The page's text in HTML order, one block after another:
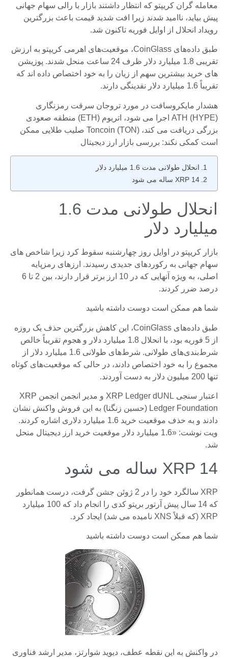
معامله گران کریپتو که انتظار داشتند بازار با رالی سهام جهانی
پیش بیاید، ناامید شدند زیرا افت شدید قیمت باعث بزرگترین
رویداد انحلال از اوایل فوریه تاکنون شد.
طبق داده‌های CoinGlass، موقعیت‌های اهرمی کریپتو به ارزش
تقریبی 1.8 میلیارد دلار ظرف 24 ساعت منحل شدند. پوزیشن
های خرید بیشترین سهم از زیان را به خود اختصاص داده اند که
تقریباً 1.6 میلیارد دلار نقدینگی دارند.
هشدار مایکروسافت در مورد تروجان سرقت رمزنگاری
(HYPE) ATH اجرا می شود، اتریوم (ETH) منطقه صعودی
بزرگی دریافت می کند، Toncoin (TON) صلیب طلایی ممکن
است کمکی نکند: بررسی بازار ارز دیجیتال
انحلال طولانی مدت 1.6 میلیارد دلار
XRP 14 ساله می شود
انحلال طولانی مدت 1.6
میلیارد دلار
بازار کریپتو در اوایل روز چهارشنبه سقوط کرد زیرا شاخص های
سهام جهانی به رکوردهای جدیدی رسیدند. ارزهای رمزپایه
اصلی، به ویژه آنهایی که در 10 ارز برتر قرار دارند، بین 2 تا 6
درصد ضرر کردند.
شما هم ممکن است دوست داشته باشید
طبق داده‌های CoinGlass، این کاهش بزرگترین حذف یک روزه
از 5 فوریه بود، با انحلال 1.8 میلیارد دلار و هجوم تقریباً خالص
شرط‌بندی‌های طولانی. شرط‌های طولانی 1.6 میلیارد دلار از
مجموع را به خود اختصاص دادند، در حالی که موقعیت‌های کوتاه
تنها 200 میلیون دلار به دست آوردند.
اعتبار سنجی XRP Ledger dUNL و مدیر انجمن انجمن XRP
Ledger Foundation (حسین زنگنا) به این فروش واکنش نشان
دادند و به حذف موقعیت خرید 1.6 میلیارد دلاری اشاره کردند.
ویت نوشت: «1.6 میلیارد دلار موقعیت خرید ارز دیجیتال منحل
شد.
XRP 14 ساله می شود
XRP سالگرد خود را در 2 ژوئن جشن گرفت، درست همانطور
که 14 سال پیش آرتور بریتو کدی را انجام داد که 100 میلیارد
XRP (که قبلاً XNS نامیده می شد) ایجاد کرد.
شما هم ممکن است دوست داشته باشید
در واکنش به این نقطه عطف، دیوید شوارتز، مدیر ارشد فناوری